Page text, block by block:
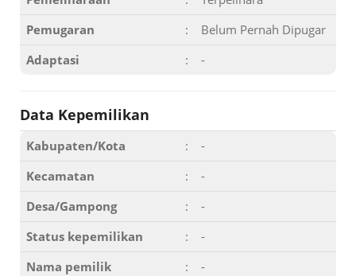
Pemugaran
:
Belum Pernah Dipugar
Adaptasi
: -
Data Kepemilikan
Kabupaten/Kota :
-
Kecamatan
:
-
Desa/Gampong
:
-
Status kepemilikan
:
-
Nama pemilik
:
-